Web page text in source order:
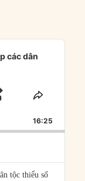
các dân
FORWARD
SHARE
16:25
tộc thiểu số